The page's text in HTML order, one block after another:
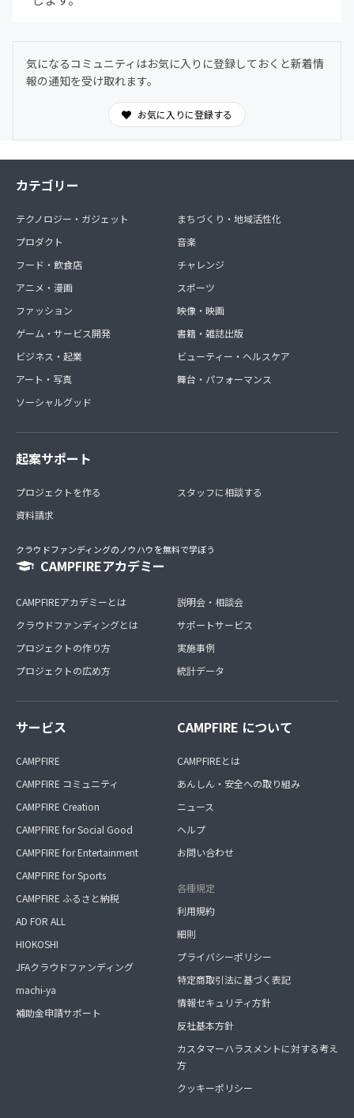
気になるコミュニティはお気に入りに登録しておくと新着情
報の通知を受け取れます。
お気に入りに登録する
カテゴリー
テクノロジー・ガジェット
プロダクト
フード・飲食店
アニメ・漫画
ファッション
ゲーム・サービス開発
ビジネス・起業
アート・写真
ソーシャルグッド
まちづくり・地域活性化
音楽
チャレンジ
スポーツ
映像・映画
書籍・雑誌出版
ビューティー・ヘルスケア
舞台・パフォーマンス
起案サポート
プロジェクトを作る
資料請求
スタッフに相談する
クラウドファンディングのノウハウを無料で学ぼう
CAMPFIREアカデミー
CAMPFIREアカデミーとは
クラウドファンディングとは
プロジェクトの作り方
プロジェクトの広め方
説明会・相談会
サポートサービス
実施事例
統計データ
サービス
CAMPFIRE
CAMPFIRE コミュニティ
CAMPFIRE Creation
CAMPFIRE for Social Good
CAMPFIRE for Entertainment
CAMPFIRE for Sports
CAMPFIRE ふるさと納税
AD FOR ALL
HIOKOSHI
JFAクラウドファンディング
machi-ya
補助金申請サポート
CAMPFIRE について
CAMPFIREとは
あんしん・安全への取り組み
ニュース
ヘルプ
お問い合わせ
各種規定
利用規約
細則
プライバシーポリシー
特定商取引法に基づく表記
情報セキュリティ方針
反社基本方針
カスタマーハラスメントに対する考え
方
クッキーポリシー